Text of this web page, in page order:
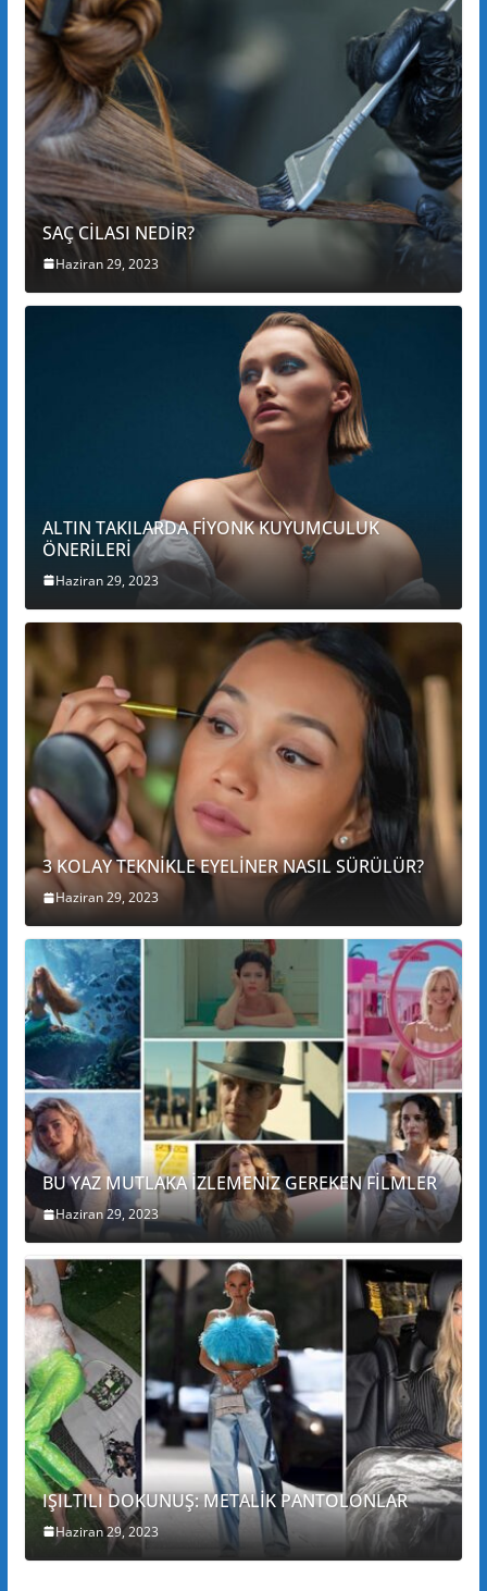
SAÇ CİLASI NEDİR?
Haziran 29, 2023
ALTIN TAKILARDA FİYONK KUYUMCULUK
ÖNERİLERİ
Haziran 29, 2023
3 KOLAY TEKNİKLE EYELİNER NASIL SÜRÜLÜR?
Haziran 29, 2023
BU YAZ MUTLAKA İZLEMENİZ GEREKEN FİLMLER
Haziran 29, 2023
IŞILTILI DOKUNUŞ: METALİK PANTOLONLAR
Haziran 29, 2023